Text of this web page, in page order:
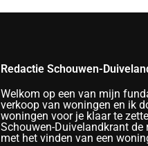
Redactie Schouwen-
Welkom op een van mijn
verkoop van woningen en ik
woningen voor je klaar te
Schouwen-Duivelandkrant
met het vinden van een